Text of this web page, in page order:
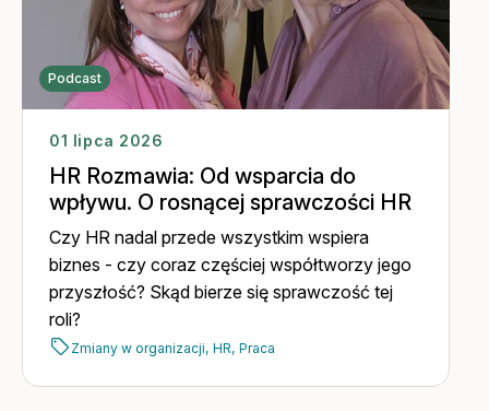
Podcast
01 lipca 2026
HR Rozmawia: Od wsparcia do
wpływu. O rosnącej sprawczości HR
Czy HR nadal przede wszystkim wspiera
biznes - czy coraz częściej współtworzy jego
przyszłość? Skąd bierze się sprawczość tej
roli?
Zmiany w organizacji, HR, Praca